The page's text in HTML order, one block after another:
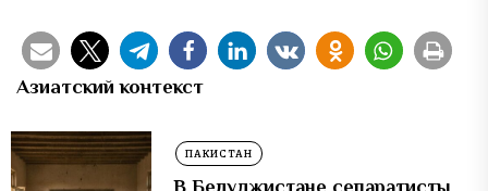
Азиатский контекст
ПАКИСТАН
В Белуджистане сепаратисты